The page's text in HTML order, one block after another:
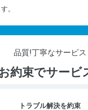
。
品質!丁寧なサービス
約束でサービ
トラブル解決を約束